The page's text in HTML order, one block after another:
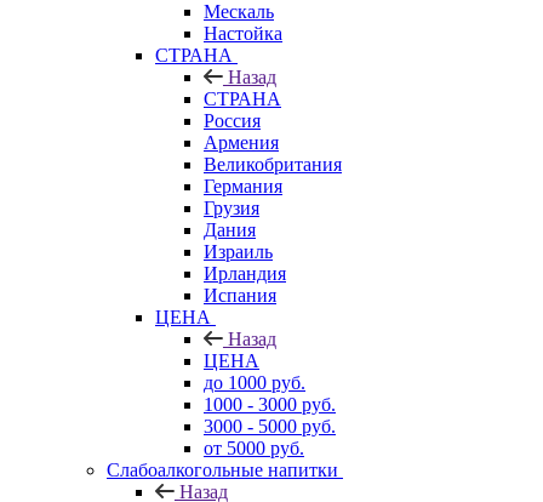
Мескаль
Настойка
СТРАНА
Назад
СТРАНА
Россия
Армения
Великобритания
Германия
Грузия
Дания
Израиль
Ирландия
Испания
ЦЕНА
Назад
ЦЕНА
до 1000 руб.
1000 - 3000 руб.
3000 - 5000 руб.
от 5000 руб.
Слабоалкогольные напитки
Назад